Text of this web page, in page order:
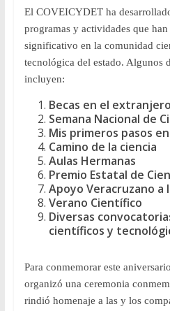
El COVEICYDET ha
programas y actividades que
significativo en la comunidad
tecnológica del estado. Algunos
incluyen:
Becas en el extranjero
Semana Nacional de
Mis primeros pasos
Camino de la ciencia
Aulas Hermanas
Premio Estatal de
Apoyo Veracruzano a
Verano Científico
Diversas
científicos y
Para conmemorar este
organizó una ceremonia
rindió homenaje a las y los